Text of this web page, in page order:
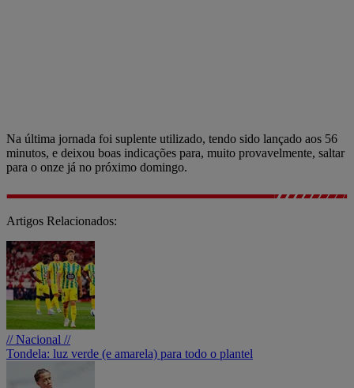
Na última jornada foi suplente utilizado, tendo sido lançado aos 56
minutos, e deixou boas indicações para, muito provavelmente, saltar
para o onze já no próximo domingo.
Artigos Relacionados:
// Nacional //
Tondela: luz verde (e amarela) para todo o plantel